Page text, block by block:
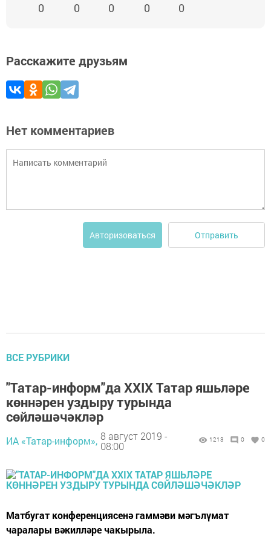
0 0 0 0 0
Расскажите друзьям
Нет комментариев
Авторизоваться Отправить
ВСЕ РУБРИКИ
"Татар-информ"да ХXIХ Татар яшьләре
көннәрен уздыру турында
сөйләшәчәкләр
ИА «Татар-информ», 8 август 2019 -
08:00
1213 0 0
Матбугат конференциясенә гаммәви мәгълүмат
чаралары вәкилләре чакырыла.